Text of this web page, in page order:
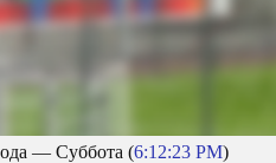
— Суббота (6:12:24 PM)